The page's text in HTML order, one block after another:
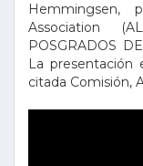
Hemmingsen,
Association
POSGRADOS
La
citada Comisión,